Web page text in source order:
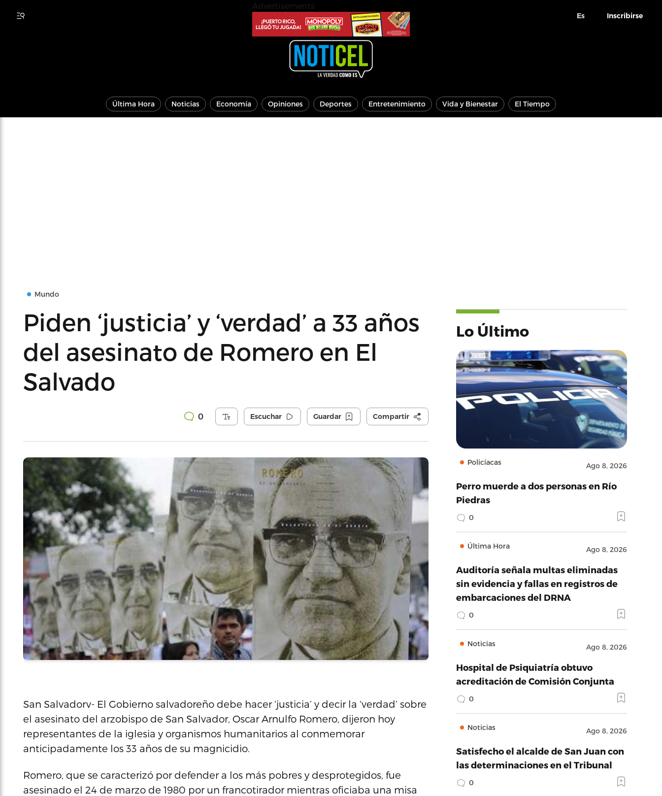
Es Inscribirse
Última Hora Noticias Economía Opiniones Deportes Entretenimiento Vida y Bienestar El Tiempo
Mundo
Piden ‘justicia’ y ‘verdad’ a 33 años
del asesinato de Romero en El
Salvado
0 Escuchar Guardar Compartir
San Salvadorv- El Gobierno salvadoreño debe hacer ‘justicia’ y decir la ‘verdad’ sobre
el asesinato del arzobispo de San Salvador, Oscar Arnulfo Romero, dijeron hoy
representantes de la iglesia y organismos humanitarios al conmemorar
anticipadamente los 33 años de su magnicidio.
Romero, que se caracterizó por defender a los más pobres y desprotegidos, fue
asesinado el 24 de marzo de 1980 por un francotirador mientras oficiaba una misa
Lo Último
Policíacas Ago 8, 2026
Perro muerde a dos personas en Río
Piedras
0
Última Hora Ago 8, 2026
Auditoría señala multas eliminadas
sin evidencia y fallas en registros de
embarcaciones del DRNA
0
Noticias Ago 8, 2026
Hospital de Psiquiatría obtuvo
acreditación de Comisión Conjunta
0
Noticias Ago 8, 2026
Satisfecho el alcalde de San Juan con
las determinaciones en el Tribunal
0